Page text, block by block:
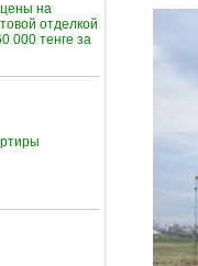
на
отделкой
000 тенге за